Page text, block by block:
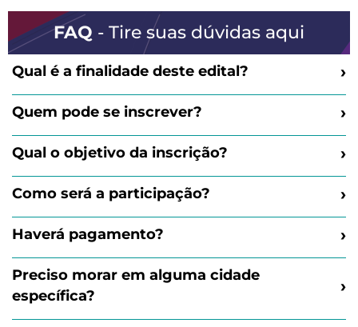
FAQ - Tire suas dúvidas aqui
Qual é a finalidade deste edital? ›
É um chamamento para cadastrar artistas e
técnicos para a EXPOVR 2025.
Quem pode se inscrever? ›
Artistas, coletivos, técnicos (som, luz, vídeo, roadie),
produtores e outros profissionais da cultura.
Qual o objetivo da inscrição? ›
Participar da EXPOVR 2025 (De 01 a 03 de agosto) e
outros eventos relacionados.
Como será a participação? ›
Principalmente através de apresentações artísticas
de 30 a 40 minutos.
Haverá pagamento? ›
Sim, os selecionados receberão cachê. A
remuneração está contida no edital de
chamamento público.
Preciso morar em alguma cidade
específica?
›
Sim, é necessário comprovar residência em um dos